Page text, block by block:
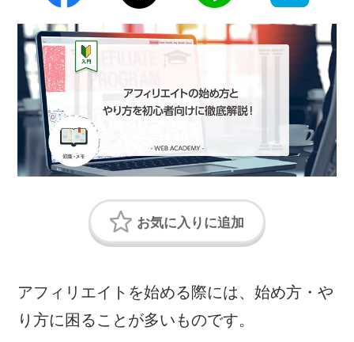
アフィリエイトを始める際には、始め方・や
り方に困ることが多いものです。